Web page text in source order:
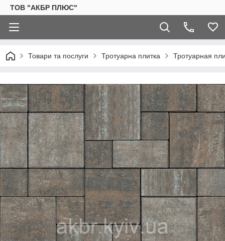
ТОВ "АКБР ПЛЮС"
Товари та послуги Тротуарна плитка Тротуарная